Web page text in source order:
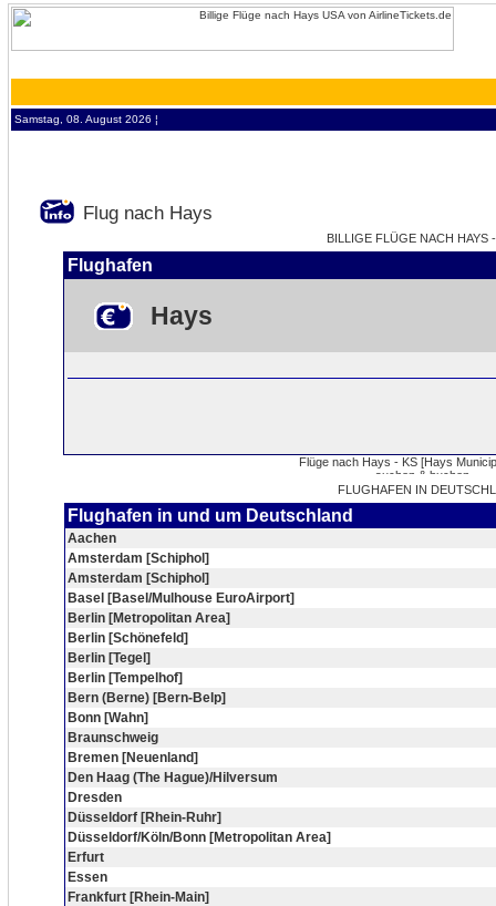
Samstag, 08. August 2026 ¦
Flug nach Hays
BILLIGE FLÜGE NACH HAYS
Flughafen
Hays
FLUGHAFEN IN
Flughafen in und um Deutschland
Aachen
Amsterdam [Schiphol]
Amsterdam [Schiphol]
Basel [Basel/Mulhouse EuroAirport]
Berlin [Metropolitan Area]
Berlin [Schönefeld]
Berlin [Tegel]
Berlin [Tempelhof]
Bern (Berne) [Bern-Belp]
Bonn [Wahn]
Braunschweig
Bremen [Neuenland]
Den Haag (The Hague)/Hilversum
Dresden
Düsseldorf [Rhein-Ruhr]
Düsseldorf/Köln/Bonn [Metropolitan Area]
Erfurt
Essen
Frankfurt [Rhein-Main]